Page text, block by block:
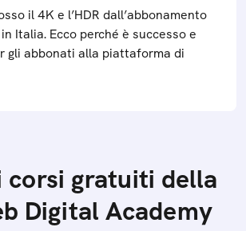
il 4K e l’HDR dall’abbonamento
Italia. Ecco perché è successo e
gli abbonati alla piattaforma di
corsi gratuiti della
Digital Academy